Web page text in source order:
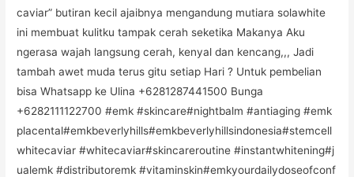
caviar” butiran kecil ajaibnya mengandung mutiara solawhite
ini membuat kulitku tampak cerah seketika Makanya Aku
ngerasa wajah langsung cerah, kenyal dan kencang,,, Jadi
tambah awet muda terus gitu setiap Hari ? Untuk pembelian
bisa Whatsapp ke Ulina +6281287441500 Bunga
+6282111122700 #emk #skincare#nightbalm #antiaging #emk
placental#emkbeverlyhills#emkbeverlyhillsindonesia#stemcell
whitecaviar #whitecaviar#skincareroutine #instantwhitening#j
ualemk #distributoremk #vitaminskin#emkyourdailydoseofconf